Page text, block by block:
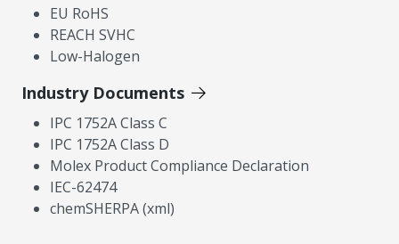
EU RoHS
REACH SVHC
Low-Halogen
Industry Documents
IPC 1752A Class C
IPC 1752A Class D
Molex Product Compliance Declaration
IEC-62474
chemSHERPA (xml)